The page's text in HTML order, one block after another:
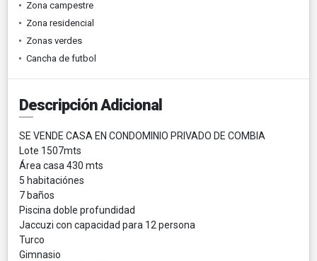
Zona campestre
Zona residencial
Zonas verdes
Cancha de futbol
Descripción Adicional
SE VENDE CASA EN CONDOMINIO PRIVADO DE COMBIA
Lote 1507mts
Área casa 430 mts
5 habitaciónes
7 baños
Piscina doble profundidad
Jaccuzi con capacidad para 12 persona
Turco
Gimnasio